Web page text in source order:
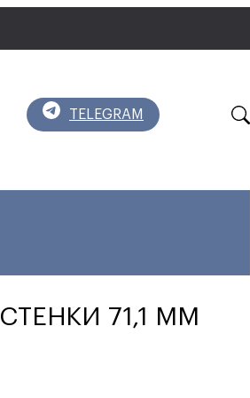
TELEGRAM
71,1 ММ